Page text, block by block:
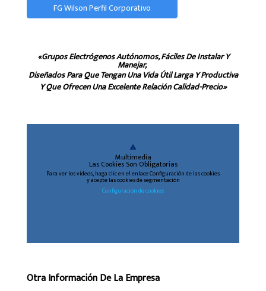
FG Wilson Perfil Corporativo
«Grupos Electrógenos Autónomos, Fáciles De Instalar Y
Manejar,
Diseñados Para Que Tengan Una Vida Útil Larga Y Productiva
Y Que Ofrecen Una Excelente Relación Calidad-Precio»
warning
Multimedia
Las Cookies Son Obligatorias
Para ver los vídeos, haga clic en el enlace Configuración de las cookies
y acepte las cookies de segmentación
Configuración de cookies
Otra Información De La Empresa